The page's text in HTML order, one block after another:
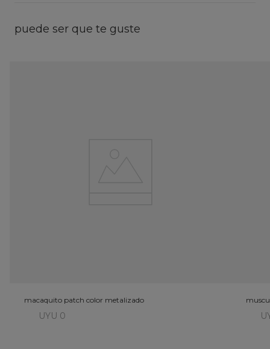
puede ser que te guste
macaquito patch color metalizado
UYU 0